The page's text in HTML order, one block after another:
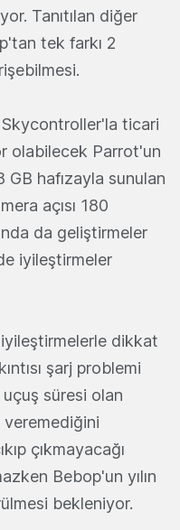
Tanıtılan diğer
tek farkı 2
ticari
olabilecek Parrot'un
hafızayla sunulan
açısı 180
da geliştirmeler
iyileştirmeler
dikkat
şarj problemi
süresi olan
çıkmayacağı
Bebop'un yılın
bekleniyor.